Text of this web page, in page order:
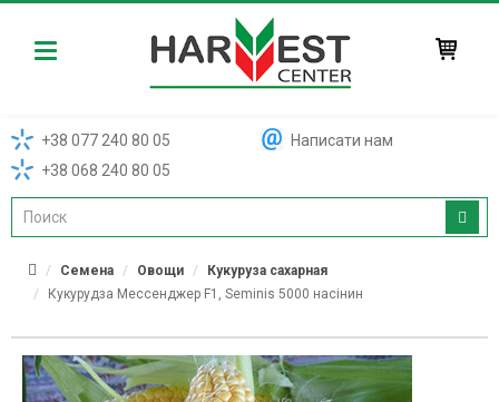
Harvest
+38 077 240 80 05
+38 068 240 80 05
Написати нам
Семена Овощи
Кукуруза сахарная
Кукурудза Мессенджер F1, Seminis 5000 насінин